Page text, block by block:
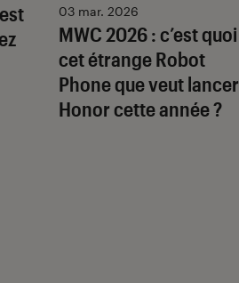
MWC 2026 : c’est quoi
cet étrange Robot
Phone que veut lancer
Honor cette année ?
03 mar. 2026